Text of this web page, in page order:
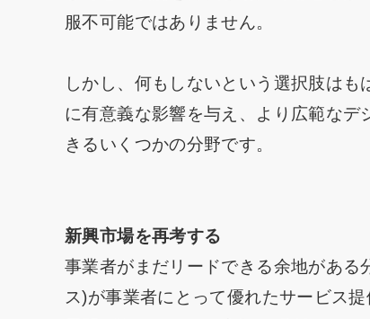
服不可能ではありません。
しかし、何もしないという選択肢は
に有意義な影響を与え、より広範な
きるいくつかの分野です。
新興市場を再考する
事業者がまだリードできる余地がある
ス)が事業者にとって優れたサービス